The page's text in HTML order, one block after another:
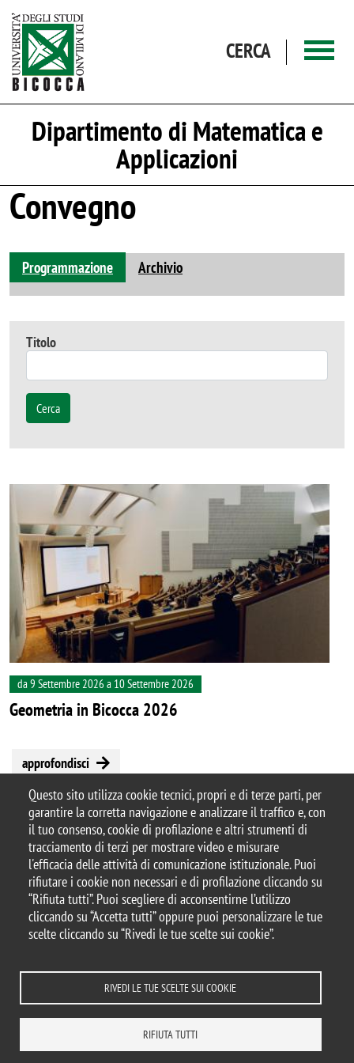
Questo sito utilizza cookie tecnici, propri e di terze parti, per
garantire la corretta navigazione e analizzare il traffico e, con
il tuo consenso, cookie di profilazione e altri strumenti di
tracciamento di terzi per mostrare video e misurare
l'efficacia delle attività di comunicazione istituzionale. Puoi
rifiutare i cookie non necessari e di profilazione cliccando su
“Rifiuta tutti”. Puoi scegliere di acconsentirne l’utilizzo
cliccando su “Accetta tutti” oppure puoi personalizzare le tue
scelte cliccando su “Rivedi le tue scelte sui cookie”.
RIVEDI LE TUE SCELTE SUI COOKIE
RIFIUTA TUTTI
CERCA
Dipartimento di Matematica e
Applicazioni
Convegno
Programmazione Archivio
Titolo
Cerca
da 9 Settembre 2026 a 10 Settembre 2026
Geometria in Bicocca 2026
approfondisci
© 2026 Università degli Studi di Milano-Bicocca
Piazza dell'Ateneo Nuovo, 1 - 20126, Milano
Casella PEC:ateneo.bicocca@pec.unimib.it
P.I. 12621570154 |
redazioneweb.matapp@unimib.it
Note legali Privacy e cookie policy Amministrazione trasparente
Accessibilità
Rivedi le tue scelte sui cookie